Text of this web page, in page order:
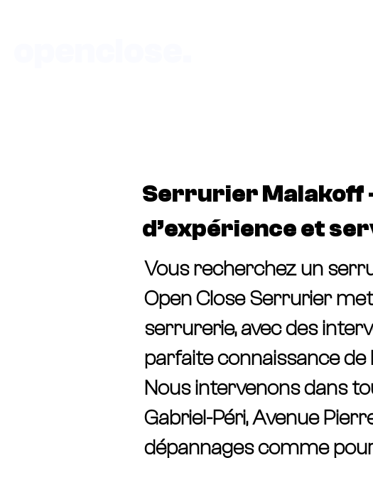
Serrurier Malakoff
d’expérience et
Vous recherchez un
Open Close Serrurier
serrurerie, avec des
parfaite connaissance de
Nous intervenons dans
Gabriel-Péri, Avenue
dépannages comme